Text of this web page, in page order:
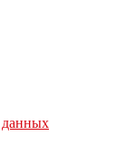
данных